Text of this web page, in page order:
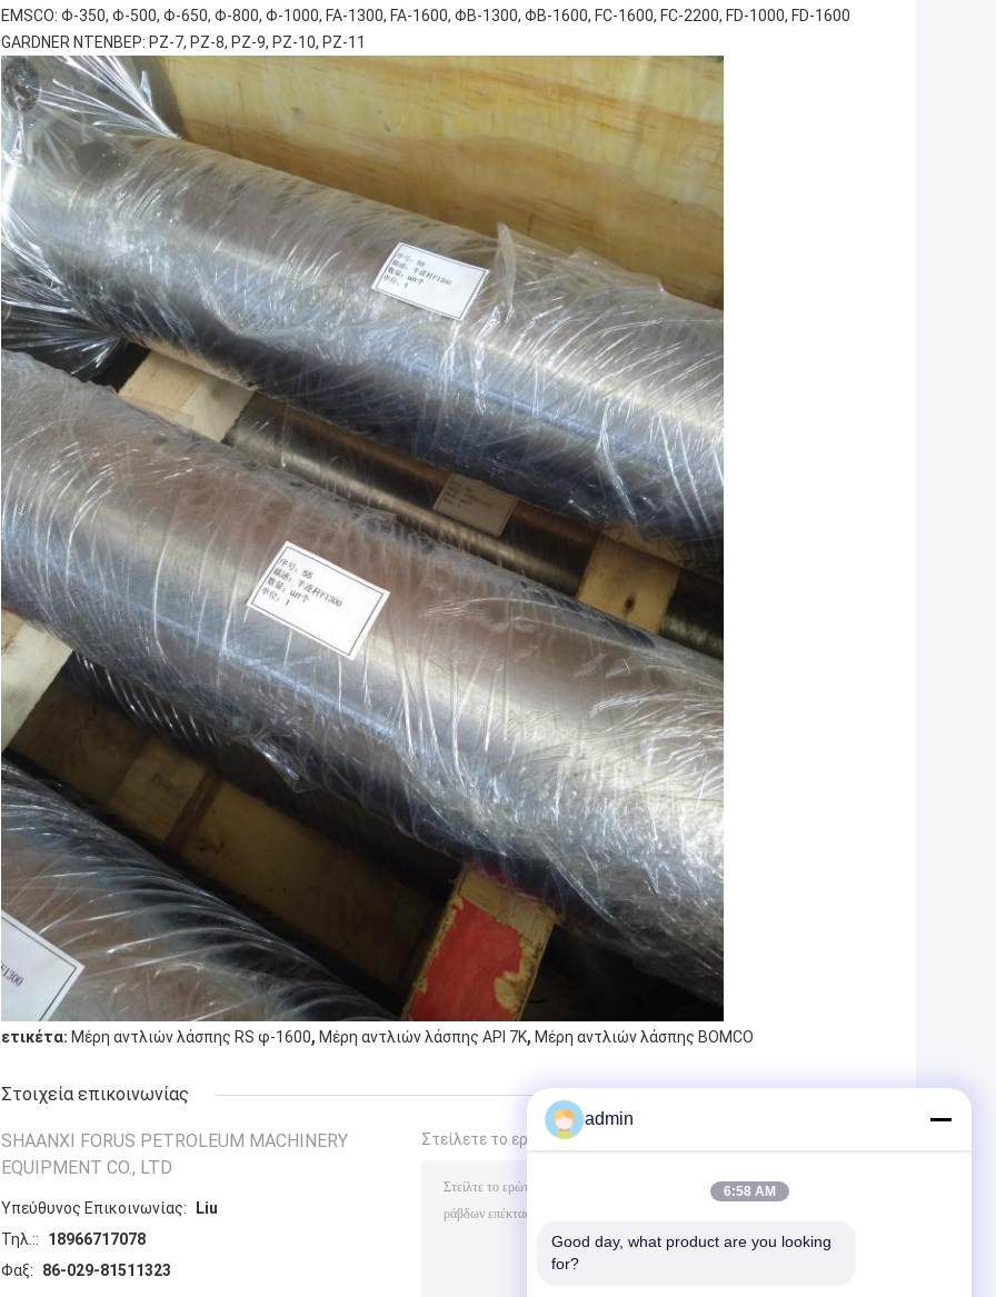
EMSCO: Φ-350, Φ-500, Φ-650, Φ-800, Φ-1000, FA-1300, FA-1600, ΦΒ-1300, ΦΒ-1600, FC-1600, FC-2200, FD-1000, FD-1600
GARDNER ΝΤΕΝΒΕΡ: PZ-7, PZ-8, PZ-9, PZ-10, PZ-11
ετικέτα: Μέρη αντλιών λάσπης RS φ-1600, Μέρη αντλιών λάσπης API 7K, Μέρη αντλιών λάσπης BOMCO
Στοιχεία επικοινωνίας
SHAANXI FORUS PETROLEUM MACHINERY
EQUIPMENT CO., LTD
Υπεύθυνος Επικοινωνίας:
Liu
Τηλ.::
18966717078
Φαξ:
86-029-81511323
Στείλετε το ερώτημά σας απευθείας σε εμάς
admin
6:58 AM
Good day, what product are you looking
for?